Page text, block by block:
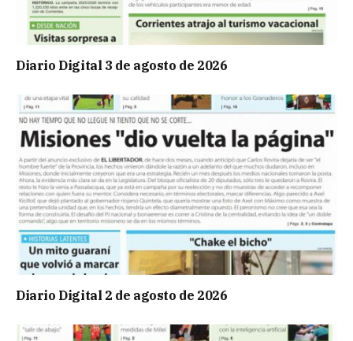
Diario Digital 3 de agosto de 2026
Diario Digital 2 de agosto de 2026